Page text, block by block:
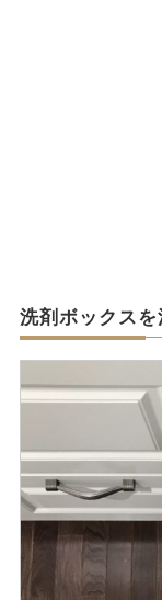
洗剤ボックス